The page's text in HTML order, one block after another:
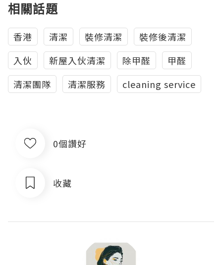
相關話題
香港 清潔 裝修清潔
裝修後清潔
入伙
新屋入伙清潔 除甲醛
甲醛
清潔團隊
清潔服務 cleaning service
0個讚好
收藏